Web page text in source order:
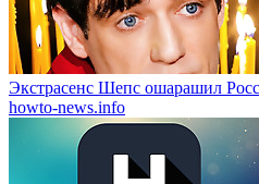
Экстрасенс Шепс ошарашил
howto-news.info